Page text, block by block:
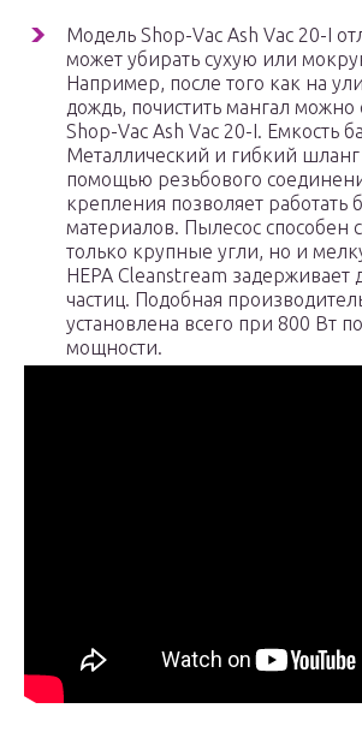
Модель Shop-Vac Ash Vac 20-I
может убирать сухую или
Например, после того как на
дождь, почистить мангал
Shop-Vac Ash Vac 20-I. Емкость
Металлический и гибкий шланг
помощью резьбового
крепления позволяет работать
материалов. Пылесос способен
только крупные угли, но и
HEPA Cleanstream задерживает
частиц. Подобная
установлена всего при 800 Вт
мощности.